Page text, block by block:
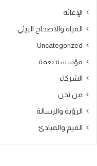
الإغاثة
المياه والاصحاح البيئي
Uncategorized
مؤسسة نعمة
الشركاء
من نحن
الرؤية والرسالة
القيم والمبادئ